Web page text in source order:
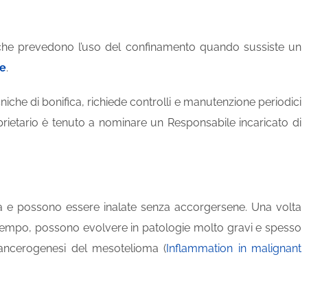
prevedono l’uso del confinamento quando sussiste un
.
di bonifica, richiede controlli e manutenzione periodici
è tenuto a nominare un Responsabile incaricato di
e possono essere inalate senza accorgersene. Una volta
possono evolvere in patologie molto gravi e spesso
del mesotelioma ( Inflammation in malignant